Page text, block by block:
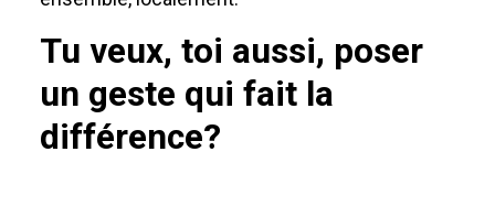
Tu veux, toi aussi, poser
un geste qui fait la
différence?